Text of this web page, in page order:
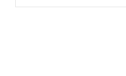
for: